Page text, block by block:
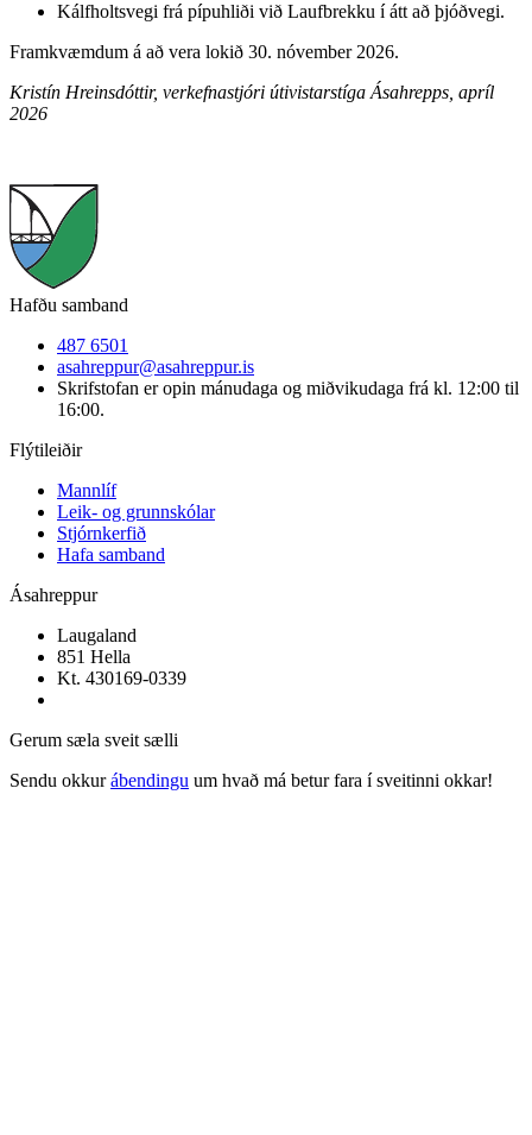
Kálfholtsvegi frá pípuhliði við Laufbrekku í átt að þjóðvegi.
Framkvæmdum á að vera lokið 30. nóvember 2026.
Kristín Hreinsdóttir, verkefnastjóri útivistarstíga Ásahrepps, apríl
2026
Hafðu samband
487 6501
asahreppur@asahreppur.is
Skrifstofan er opin mánudaga og miðvikudaga frá kl. 12:00 til
16:00.
Flýtileiðir
Mannlíf
Leik- og grunnskólar
Stjórnkerfið
Hafa samband
Ásahreppur
Laugaland
851 Hella
Kt. 430169-0339
Gerum sæla sveit sælli
Sendu okkurábendingu um hvað má betur fara í sveitinni okkar!